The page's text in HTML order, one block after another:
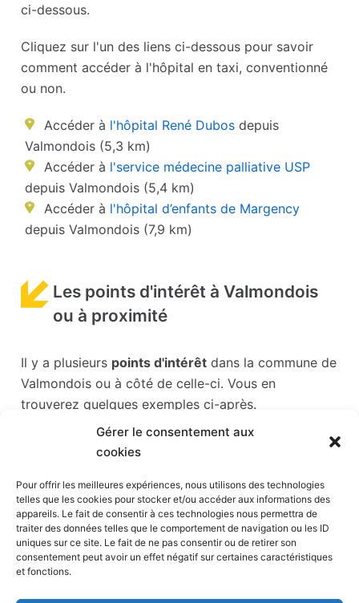
Gérer le consentement aux
cookies
Pour offrir les meilleures expériences, nous utilisons des technologies
telles que les cookies pour stocker et/ou accéder aux informations des
appareils. Le fait de consentir à ces technologies nous permettra de
traiter des données telles que le comportement de navigation ou les ID
uniques sur ce site. Le fait de ne pas consentir ou de retirer son
consentement peut avoir un effet négatif sur certaines caractéristiques
et fonctions.
ci-dessous.
Cliquez sur l'un des liens ci-dessous pour savoir
comment accéder à l'hôpital en taxi, conventionné
ou non.
Accéder à l'hôpital René Dubos depuis
Valmondois (5,3 km)
Accéder à l'service médecine palliative USP
depuis Valmondois (5,4 km)
Accéder à l'hôpital d’enfants de Margency
depuis Valmondois (7,9 km)
Les points d'intérêt à Valmondois
ou à proximité
Il y a plusieurs points d'intérêt dans la commune de
Valmondois ou à côté de celle-ci. Vous en
trouverez quelques exemples ci-après.
Les points d'intérêts sont généralement bien
desservis en matière de transports. Si vous cliquez
sur l'un des liens ci-dessous, vous en saurez plus
sur l'accessibilité en taxi et la proximité des
stations de taxis du point d'intérêt en question.
Stade Paris la défense arena(14 km)